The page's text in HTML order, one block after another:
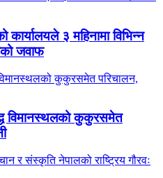
कार्यालयले ३ महिनामा विभिन्न
जवाफ
विमानस्थलको कुकुरसमेत